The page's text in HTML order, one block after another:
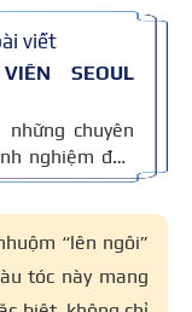
viết
SEOUL
chuyên
nghiệm đào
thẩm mỹ
phun xăm,
Nội dung bài
trên giáo trình
giảng dạy
“lên ngôi”
tóc này mang